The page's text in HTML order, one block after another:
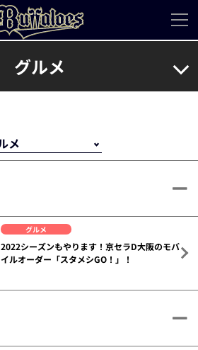
グルメ
グルメ
2022シーズンもやります！京セラD大阪のモバ
イルオーダー「スタメシGO！」！